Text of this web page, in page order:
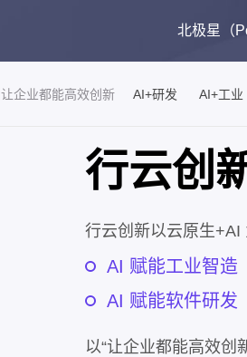
北极星（
让企业都能高效创新 AI+研发 AI+工业
行云创
行云创新以云原生+AI
AI 赋能工业智造
AI 赋能软件研发
以“让企业都能高效创